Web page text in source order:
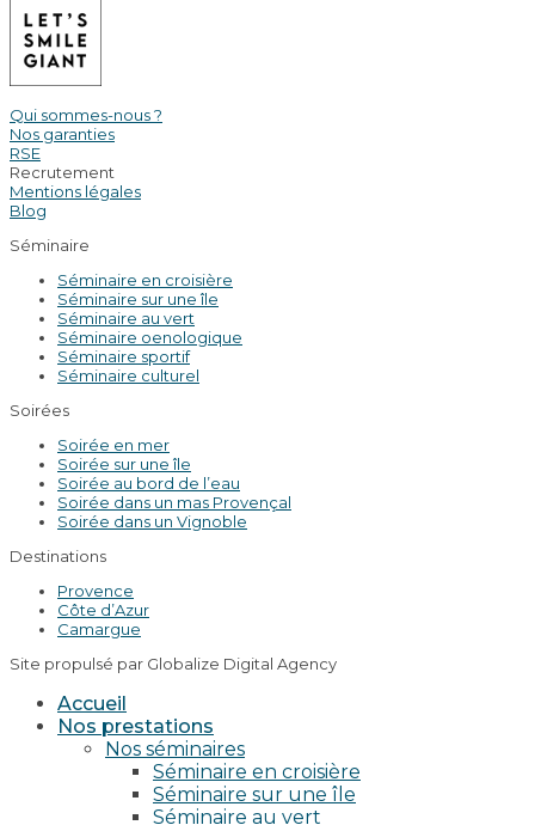
Qui sommes-nous ?
Nos garanties
RSE
Recrutement
Mentions légales
Blog
Séminaire
Séminaire en croisière
Séminaire sur une île
Séminaire au vert
Séminaire oenologique
Séminaire sportif
Séminaire culturel
Soirées
Soirée en mer
Soirée sur une île
Soirée au bord de l’eau
Soirée dans un mas Provençal
Soirée dans un Vignoble
Destinations
Provence
Côte d’Azur
Camargue
Site propulsé par Globalize Digital Agency
Accueil
Nos prestations
Nos séminaires
Séminaire en croisière
Séminaire sur une île
Séminaire au vert